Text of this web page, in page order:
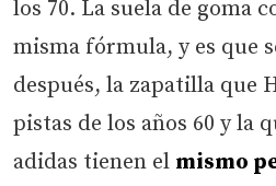
los 70. La suela de goma
misma fórmula, y es que
después, la zapatilla que
pistas de los años 60 y la
adidas tienen el mismo